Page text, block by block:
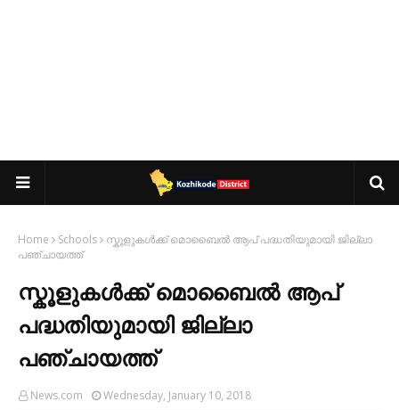
Home Schools
സ്കൂളുകൾക്ക് മൊബൈൽ ആപ് പദ്ധതിയുമായി ജില്ലാ
പഞ്ചായത്ത്
സ്കൂളുകൾക്ക് മൊബൈൽ ആപ്
പദ്ധതിയുമായി ജില്ലാ
പഞ്ചായത്ത്
News.com Wednesday, January 10, 2018